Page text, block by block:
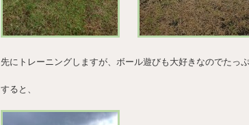
先にトレーニングしますが、ボール遊びも大好きなのでたっ
すると、